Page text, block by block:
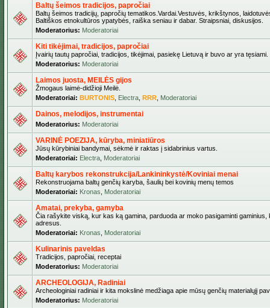
Baltų šeimos tradicijos, papročiai
Baltų šeimos tradicijų, papročių tematikos.Vardai.Vestuvės, krikštynos,
Baltiškos etnokultūros ypatybės, raiška seniau ir dabar. Straipsniai, diskusijos.
Moderatorius: Moderatoriai
Kiti tikėjimai, tradicijos, papročiai
Įvairių tautų papročiai, tradicijos, tikėjimai, pasiekę Lietuvą ir buvo ar yra tęsiami.
Moderatorius: Moderatoriai
Laimos juosta, MEILĖS gijos
Žmogaus laimė-didžioji Meilė.
Moderatoriai: BURTONIS Electra RRR Moderatoriai
Dainos, melodijos, instrumentai
Moderatorius: Moderatoriai
VARINĖ POEZIJA, kūryba, miniatiūros
Jūsų kūrybiniai bandymai, sėkmė ir raktas į sidabrinius vartus.
Moderatoriai: Electra Moderatoriai
Baltų karybos rekonstrukcija/Lankininkystė/Koviniai menai
Rekonstruojama baltų genčių karyba, šaulių bei kovinių menų temos
Moderatoriai: Kronas Moderatoriai
Amatai, prekyba, gamyba
Čia rašykite viską, kur kas ką gamina, parduoda ar moko pasigaminti
adresus.
Moderatoriai: Kronas Moderatoriai
Kulinarinis paveldas
Tradicijos, papročiai, receptai
Moderatorius: Moderatoriai
ARCHEOLOGIJA, Radiniai
Archeologiniai radiniai ir kita mokslinė medžiaga apie mūsų genčių materialųjį
Moderatorius: Moderatoriai